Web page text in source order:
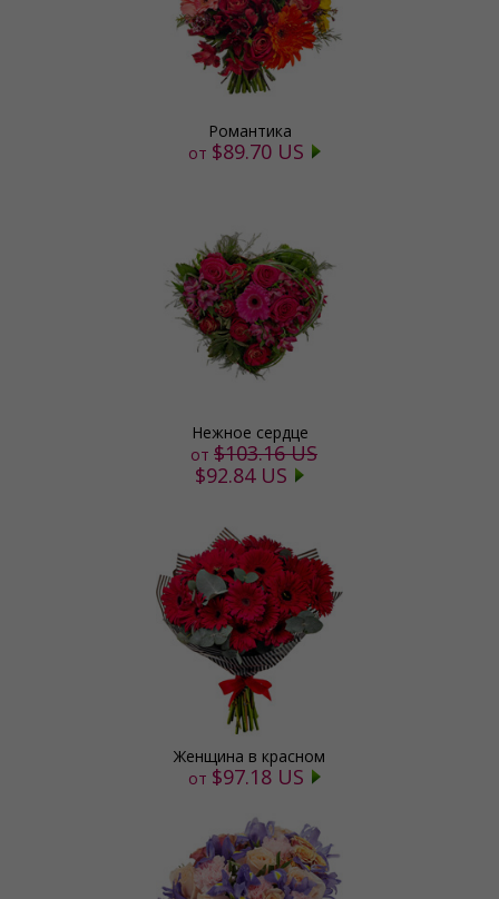
Романтика
от $89.70 US
Нежное сердце
от $103.16 US
$92.84 US
Женщина в красном
от $97.18 US